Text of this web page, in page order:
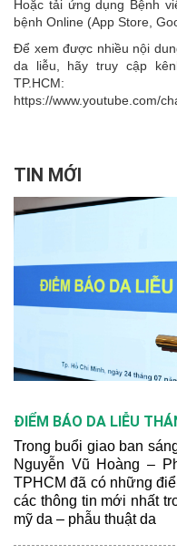
Hoặc tải ứng dụng Bệnh
bệnh Online (App Store,
Để xem được nhiều nội
da liễu, hãy truy cập
TP.HCM:
https://www.youtube.com/
TIN MỚI
ĐIỂM BÁO DA LIỄU
Trong buổi giao ban
Nguyễn Vũ Hoàng –
TPHCM đã có những
các thông tin mới nhất
mỹ da – phẫu thuật da